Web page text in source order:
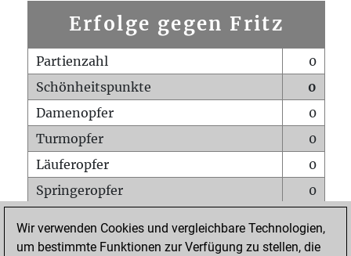
Erfolge gegen Fritz
Partienzahl
0
Schönheitspunkte
0
Damenopfer
0
Turmopfer
0
Läuferopfer
0
Springeropfer
0
Matt auf vollem Brett
0
Wir verwenden Cookies und vergleichbare Technologien,
um bestimmte Funktionen zur Verfügung zu stellen, die